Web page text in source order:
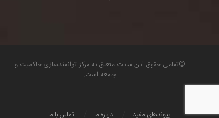
©تمامی حقوق این سایت متعلق به مرکز توانمندسازی حاکمیت و
جامعه است.
تماس با ما درباره ما پیوندهای مفید